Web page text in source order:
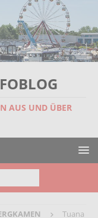
AUS UND ÜBER
Tuana